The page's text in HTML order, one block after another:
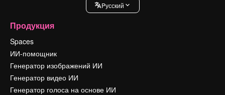
Pусский
Продукция
Spaces
ИИ-помощник
Генератор изображений ИИ
Генератор видео ИИ
Генератор голоса на основе ИИ